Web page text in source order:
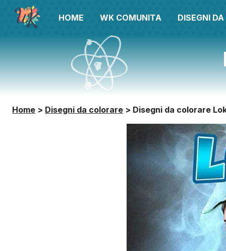
HOME WK COMUNITA DISEGNI
Home > Disegni da colorare > Disegni da colorare